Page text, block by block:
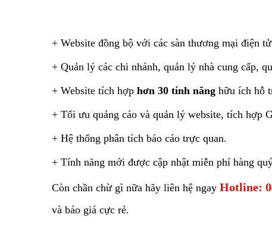
+ Website đồng bộ với các sàn thương mại điện
+ Quản lý các chi nhánh, quản lý nhà cung cấp,
+ Website tích hợp hơn 30 tính năng hữu ích hỗ
+ Tối ưu quảng cáo và quản lý website, tích hợp
+ Hệ thống phân tích báo cáo trực quan.
+ Tính năng mới được cập nhật miễn phí hàng
Còn chần chừ gì nữa hãy liên hệ ngay Hotline:
và báo giá cực rẻ.